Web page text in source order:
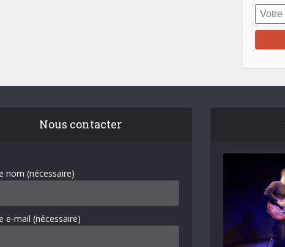
Nous contacter
nom (nécessaire)
e-mail (nécessaire)